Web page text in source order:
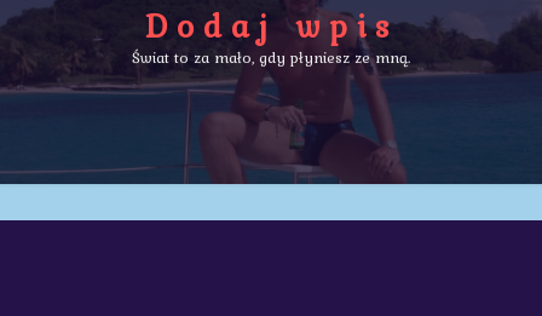
Dodaj wpis
Świat to za mało, gdy płyniesz ze mną.